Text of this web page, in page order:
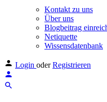
Kontakt zu uns
Über uns
Blogbeitrag
Netiquette
Wissensdatenbank
Login oder Registrieren